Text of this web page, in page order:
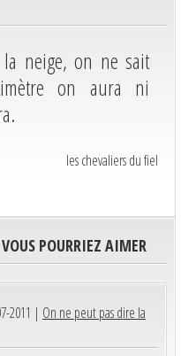
la neige, on ne sait
on aura ni
les chevaliers du fiel
POURRIEZ AIMER
2011 | On ne peut pas dire la